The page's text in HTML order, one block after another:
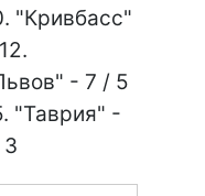
"Кривбасс"
- 7 / 5
"Таврия" -